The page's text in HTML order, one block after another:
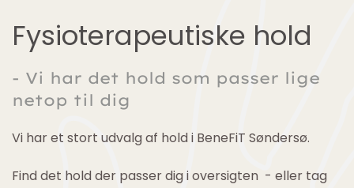
Fysioterapeutiske hold
- Vi har det hold som passer lige
netop til dig
Vi har et stort udvalg af hold i BeneFiT Søndersø.
Find det hold der passer dig i oversigten - eller tag